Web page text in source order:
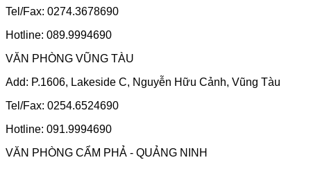
Tel/Fax: 0274.3678690
Hotline: 089.9994690
VĂN PHÒNG VŨNG TÀU
Add: P.1606, Lakeside C, Nguyễn Hữu Cảnh, Vũng Tàu
Tel/Fax: 0254.6524690
Hotline: 091.9994690
VĂN PHÒNG CẨM PHẢ - QUẢNG NINH